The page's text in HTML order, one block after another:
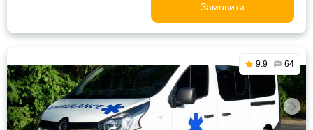
Замовити
9.9 64